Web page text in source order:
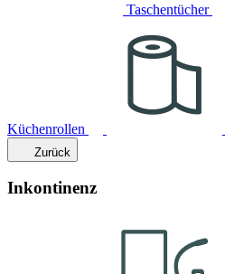
Taschentücher
Küchenrollen
Zurück
Inkontinenz